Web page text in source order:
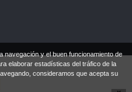
navegación y el buen funcionamiento de
elaborar estadísticas del tráfico de la
consideramos que acepta su